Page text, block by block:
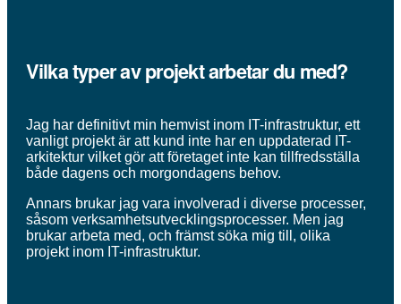
Vilka typer av projekt arbetar du med?
Jag har definitivt min hemvist inom IT-infrastruktur, ett
vanligt projekt är att kund inte har en uppdaterad IT-
arkitektur vilket gör att företaget inte kan tillfredsställa
både dagens och morgondagens behov.
Annars brukar jag vara involverad i diverse processer,
såsom verksamhetsutvecklingsprocesser. Men jag
brukar arbeta med, och främst söka mig till, olika
projekt inom IT-infrastruktur.